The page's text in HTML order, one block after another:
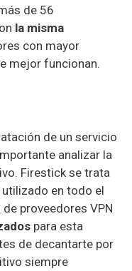
de 56
la misma
con mayor
mejor funcionan.
de un servicio
analizar la
Firestick se trata
en todo el
proveedores VPN
para esta
de decantarte por
siempre